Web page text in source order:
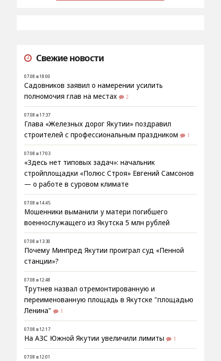
Свежие новости
07.08 в 18:00
Садовников заявил о намерении усилить
полномочия глав на местах
2
07.08 в 17:37
Глава «Железных дорог Якутии» поздравил
строителей с профессиональным праздником
1
07.08 в 17:03
«Здесь нет типовых задач»: начальник
стройплощадки «Полюс Строя» Евгений Самсонов
— о работе в суровом климате
07.08 в 14:45
Мошенники выманили у матери погибшего
военнослужащего из Якутска 5 млн рублей
07.08 в 13:30
Почему Минпред Якутии проиграл суд «Пенной
станции»?
07.08 в 12:48
Трутнев назвал отремонтированную и
переименованную площадь в Якутске "площадью
Ленина"
1
07.08 в 12:17
На АЗС Южной Якутии увеличили лимиты 1
07.08 в 12:01